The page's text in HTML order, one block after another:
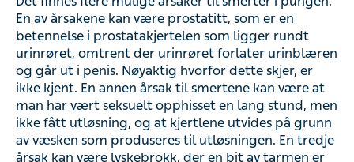
Det finnes flere mulige årsaker til smerter i pungen. En av
årsakene kan være prostatitt, som er en betennelse i
prostatakjertelen som ligger rundt urinrøret, omtrent der
urinrøret forlater urinblæren og går ut i penis. Nøyaktig
hvorfor dette skjer, er ikke kjent. En annen årsak til
smertene kan være at man har vært seksuelt opphisset en
lang stund, men ikke fått utløsning, og at kjertlene utvides
på grunn av væsken som produseres til utløsningen. En
tredje årsak kan være lyskebrokk, der en bit av tarmen er